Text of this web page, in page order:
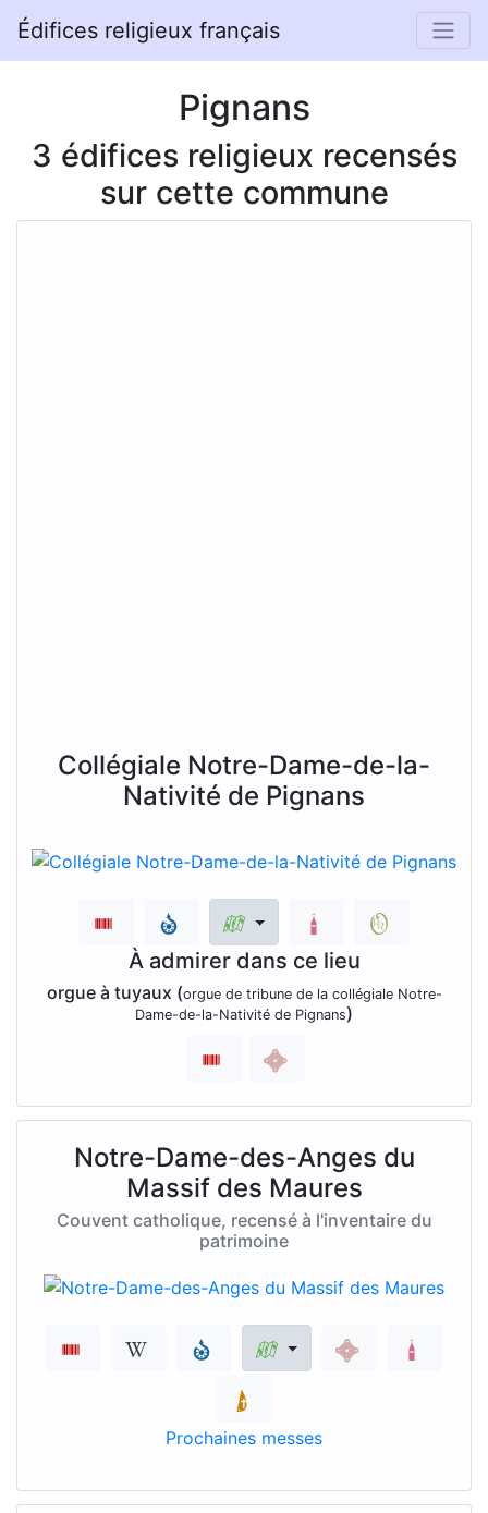
Édifices religieux français
Pignans
3 édifices religieux recensés
sur cette commune
Collégiale Notre-Dame-de-la-
Nativité de Pignans
À admirer dans ce lieu
orgue à tuyaux (orgue de tribune de la collégiale Notre-
Dame-de-la-Nativité de Pignans)
Notre-Dame-des-Anges du
Massif des Maures
Couvent catholique, recensé à l'inventaire du
patrimoine
Prochaines messes